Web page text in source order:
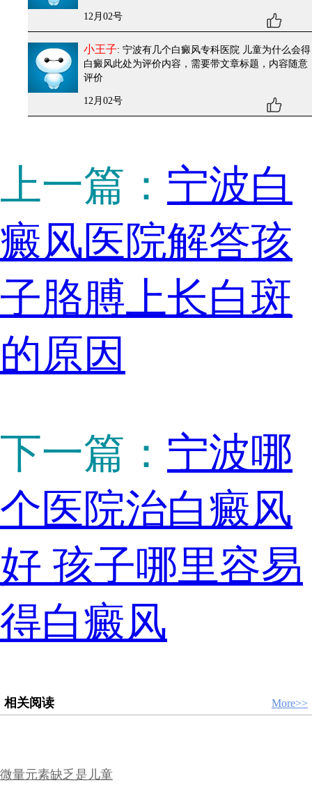
12月02号
小王子: 宁波有几个白癜风专科医院 儿童为什么会得
白癜风此处为评价内容，需要带文章标题，内容随意
评价
12月02号
上一篇： 宁波白
癜风医院解答孩
子胳膊上长白斑
的原因
下一篇： 宁波哪
个医院治白癜风
好 孩子哪里容易
得白癜风
相关阅读 More>>
微量元素缺乏是儿童